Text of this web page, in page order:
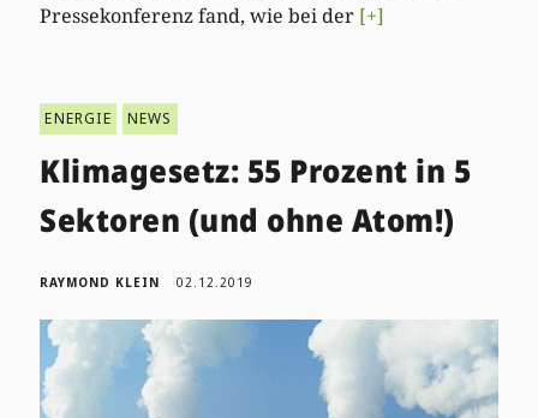
Pressekonferenz fand, wie bei der [+]
ENERGIE NEWS
Klimagesetz: 55 Prozent in 5
Sektoren (und ohne Atom!)
RAYMOND KLEIN 02.12.2019